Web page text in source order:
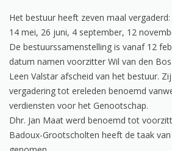
Het bestuur heeft zeven maal
14 mei, 26 juni, 4 september, 12
De bestuurssamenstelling is vanaf 12
datum namen voorzitter Wil van den
Leen Valstar afscheid van het bestuur.
vergadering tot ereleden benoemd
verdiensten voor het Genootschap.
Dhr. Jan Maat werd benoemd tot
Badoux-Grootscholten heeft de taak